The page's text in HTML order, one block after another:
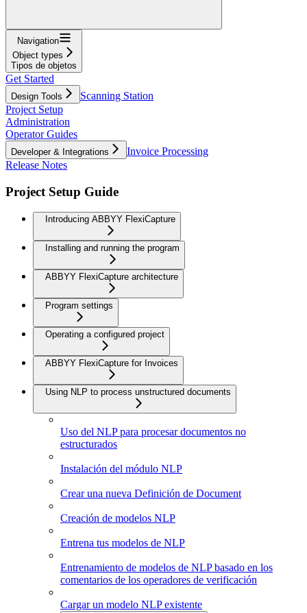
Navigation
Object types
Tipos de objetos
Get Started
Design Tools
Scanning Station
Project Setup
Administration
Operator Guides
Developer & Integrations
Invoice Processing
Release Notes
Project Setup Guide
Introducing ABBYY FlexiCapture
Installing and running the program
ABBYY FlexiCapture architecture
Program settings
Operating a configured project
ABBYY FlexiCapture for Invoices
Using NLP to process unstructured documents
Uso del NLP para procesar documentos no
estructurados
Instalación del módulo NLP
Crear una nueva Definición de Document
Creación de modelos NLP
Entrena tus modelos de NLP
Entrenamiento de modelos de NLP basado en los
comentarios de los operadores de verificación
Cargar un modelo NLP existente